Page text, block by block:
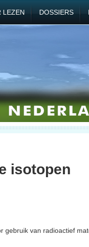
LEZEN DOSSIERS
isotopen
gebruik van radioactief